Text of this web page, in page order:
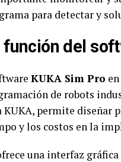
para detectar y
función del
KUKA Sim Pro
de robots
KUKA, permite diseñar
y los costos en la
una interfaz